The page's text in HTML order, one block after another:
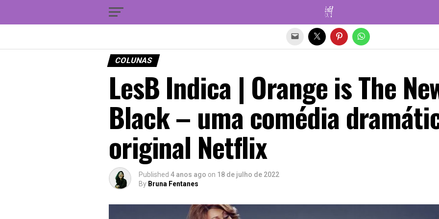
COLUNAS
LesB Indica | Orange is The
Black – uma comédia
original Netflix
Published 4 anos ago on 18 de julho de 2022
By Bruna Fentanes
Sair da versão mobile